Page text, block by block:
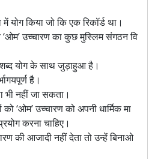
योग किया जो कि एक रिकॉर्ड था।
‘ओम’ उच्चारण का कुछ मुस्लिम संगठन वि
योग के साथ जुड़ाहुआ है।
है।
भी नहीं जा सकता।
‘ओम’ उच्चारण को अपनी धार्मिक मा
करना चाहिए।
की आजादी नहीं देता तो उन्हें बिनाओ